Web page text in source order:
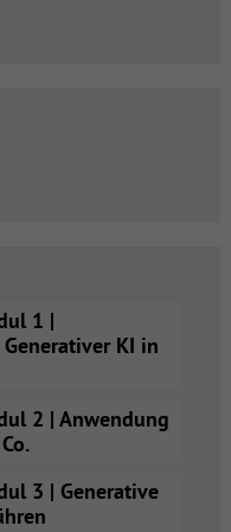
1 |
KI in
2 | Anwendung
3 | Generative